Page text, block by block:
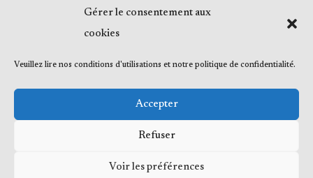
Gérer le consentement aux
cookies
Veuillez lire nos conditions d'utilisations et notre politique de confidentialité.
Accepter
Refuser
Voir les préférences
2023-04-07
Émission :
© 2023 Me Frédéric Bérard, tous droits